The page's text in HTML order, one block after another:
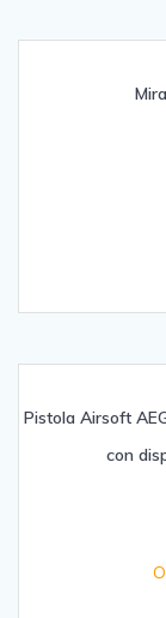
Pistola Airsoft
con